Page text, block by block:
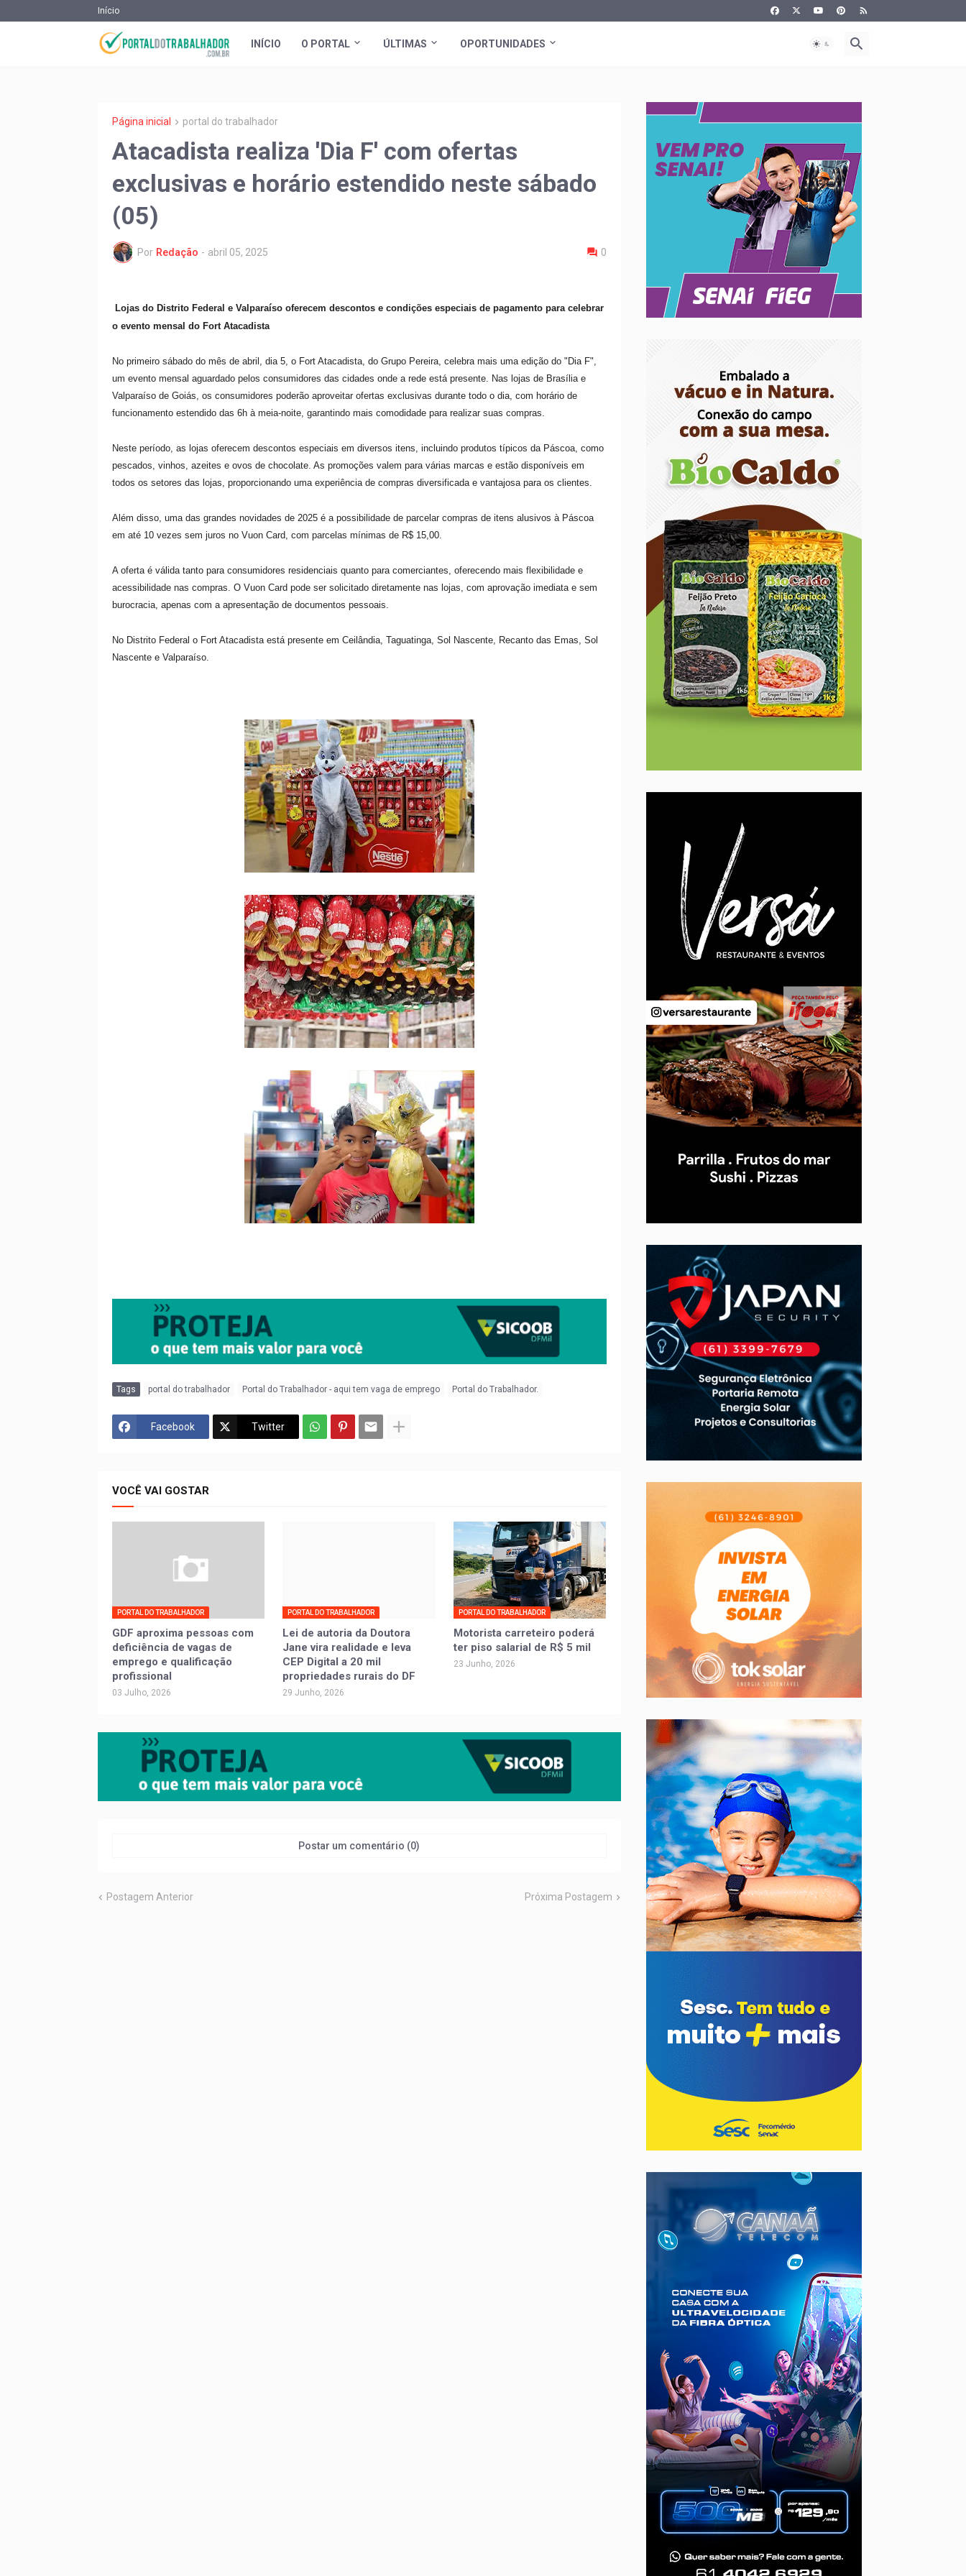
Início
INÍCIO O PORTAL ÚLTIMAS OPORTUNIDADES
Página inicial portal do trabalhador
Atacadista realiza 'Dia F' com ofertas
exclusivas e horário estendido neste sábado
(05)
Por Redação - abril 05, 2025 0
Lojas do Distrito Federal e Valparaíso oferecem descontos e condições especiais de pagamento para celebrar
o evento mensal do Fort Atacadista
No primeiro sábado do mês de abril, dia 5, o Fort Atacadista, do Grupo Pereira, celebra mais uma edição do "Dia F",
um evento mensal aguardado pelos consumidores das cidades onde a rede está presente. Nas lojas de Brasília e
Valparaíso de Goiás, os consumidores poderão aproveitar ofertas exclusivas durante todo o dia, com horário de
funcionamento estendido das 6h à meia-noite, garantindo mais comodidade para realizar suas compras.
Neste período, as lojas oferecem descontos especiais em diversos itens, incluindo produtos típicos da Páscoa, como
pescados, vinhos, azeites e ovos de chocolate. As promoções valem para várias marcas e estão disponíveis em
todos os setores das lojas, proporcionando uma experiência de compras diversificada e vantajosa para os clientes.
Além disso, uma das grandes novidades de 2025 é a possibilidade de parcelar compras de itens alusivos à Páscoa
em até 10 vezes sem juros no Vuon Card, com parcelas mínimas de R$ 15,00.
A oferta é válida tanto para consumidores residenciais quanto para comerciantes, oferecendo mais flexibilidade e
acessibilidade nas compras. O Vuon Card pode ser solicitado diretamente nas lojas, com aprovação imediata e sem
burocracia, apenas com a apresentação de documentos pessoais.
No Distrito Federal o Fort Atacadista está presente em Ceilândia, Taguatinga, Sol Nascente, Recanto das Emas, Sol
Nascente e Valparaíso.
Tags portal do trabalhador Portal do Trabalhador - aqui tem vaga de emprego Portal do Trabalhador.
Facebook Twitter
VOCÊ VAI GOSTAR
PORTAL DO TRABALHADOR
GDF aproxima pessoas com
deficiência de vagas de
emprego e qualificação
profissional
03 Julho, 2026
PORTAL DO TRABALHADOR
Lei de autoria da Doutora
Jane vira realidade e leva
CEP Digital a 20 mil
propriedades rurais do DF
29 Junho, 2026
PORTAL DO TRABALHADOR
Motorista carreteiro poderá
ter piso salarial de R$ 5 mil
23 Junho, 2026
Postar um comentário (0)
Postagem Anterior Próxima Postagem